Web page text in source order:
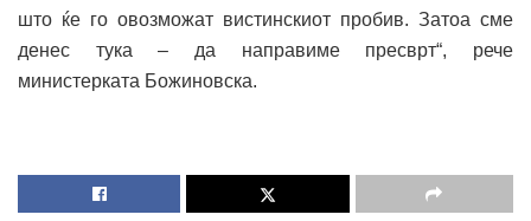
што ќе го овозможат вистинскиот пробив. Затоа сме
денес тука – да направиме пресврт“, рече
министерката Божиновска.